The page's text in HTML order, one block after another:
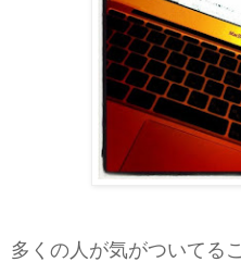
多くの人が気がついてる